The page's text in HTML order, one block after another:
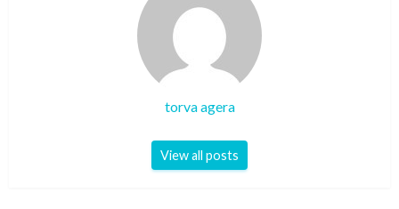
torva agera
View all posts